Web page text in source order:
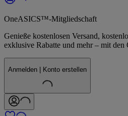
OneASICS™-Mitgliedschaft
Genieße kostenlosen Versand,
exklusive Rabatte und mehr – mit
Anmelden | Konto erstellen